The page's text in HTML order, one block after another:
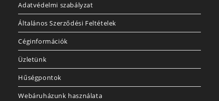
Adatvédelmi szabályzat
Általános Szerződési Feltételek
Céginformációk
Üzletünk
Hűségpontok
Webáruházunk használata